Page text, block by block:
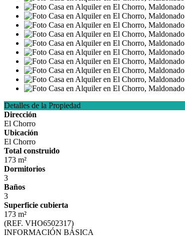
Detalles de la Propiedad
Dirección
El Chorro
Ubicación
El Chorro
Total construido
173 m²
Dormitorios
3
Baños
3
Superficie cubierta
173 m²
(REF. VHO6502317)
INFORMACIÓN BÁSICA